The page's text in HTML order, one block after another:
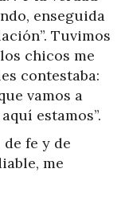
enseguida
Tuvimos
chicos me
contestaba:
vamos a
estamos”.
fe y de
me